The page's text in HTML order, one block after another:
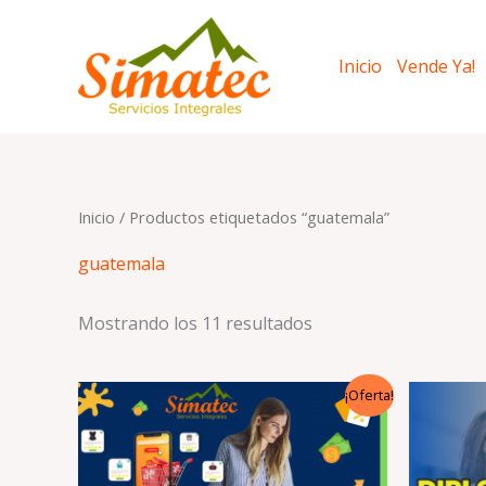
Inicio Vende Ya!
Inicio / Productos etiquetados “guatemala”
guatemala
Mostrando los 11 resultados
¡Oferta!
precio
original
era:
Q3,750.00.
El
precio
actual
es:
Q2,749.00.